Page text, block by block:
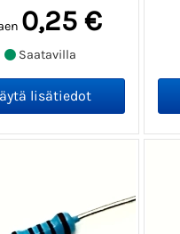
0,25 €
Saatavilla